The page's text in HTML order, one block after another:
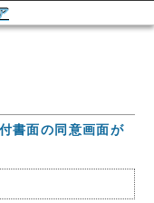
書面の同意画面が